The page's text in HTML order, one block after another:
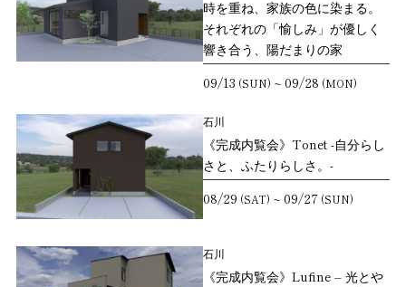
時を重ね、家族の色に染まる。
それぞれの「愉しみ」が優しく
響き合う、陽だまりの家
09/13 (SUN) ~ 09/28 (MON)
石川
《完成内覧会》Tonet -自分らし
さと、ふたりらしさ。-
08/29 (SAT) ~ 09/27 (SUN)
石川
《完成内覧会》Lufine – 光とや